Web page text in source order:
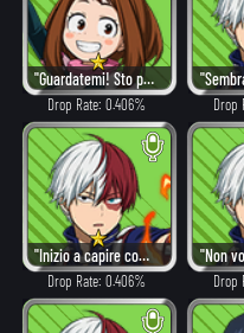
"Guardatemi! Sto per dare il massimo!"
Drop Rate: 0.406% Drop
"Inizio a capire come si fa."
Drop Rate: 0.406% Drop